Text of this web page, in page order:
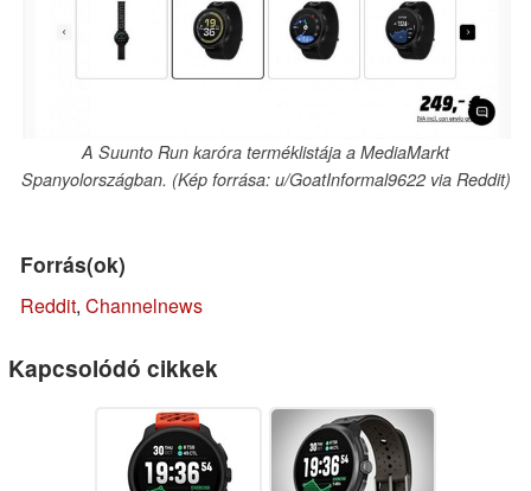
A Suunto Run karóra terméklistája a MediaMarkt
Spanyolországban. (Kép forrása: u/GoatInformal9622 via Reddit)
Forrás(ok)
Reddit, Channelnews
Kapcsolódó cikkek